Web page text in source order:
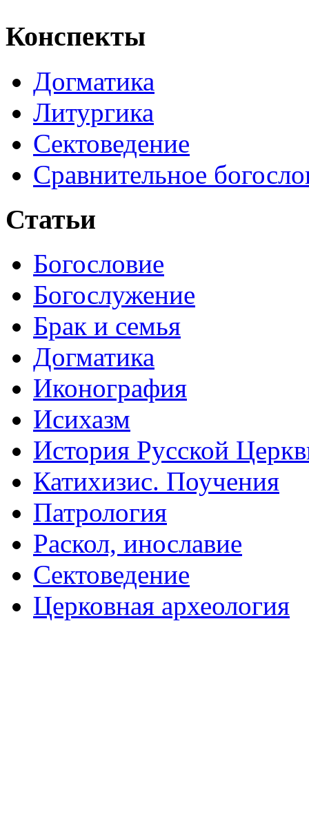
Конспекты
Догматика
Литургика
Сектоведение
Сравнительное
Статьи
Богословие
Богослужение
Брак и семья
Догматика
Иконография
Исихазм
История Русской
Катихизис. Поучения
Патрология
Раскол, инославие
Сектоведение
Церковная археология